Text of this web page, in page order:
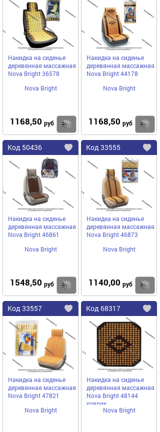
избранное
Накидка на сиденье
деревянная массажная
Nova Bright 36578
Nova Bright
1168,50 руб Купить
Накидка на сиденье
деревянная массажная
Nova Bright 44178
Nova Bright
1168,50 руб
Код 50436
Добавить
избранное
Накидка на сиденье
деревянная массажная
Nova Bright 46861
Nova Bright
1548,50 руб Купить
Код 33555
Накидка на сиденье
деревянная массажная
Nova Bright 46873
Nova Bright
1140,00 руб
Код 33557
Добавить
избранное
Накидка на сиденье
деревянная массажная
Nova Bright 47821
Nova Bright
Код 68317
Накидка на сиденье
деревянная массажная
Nova Bright 48144
коврик
Nova Bright